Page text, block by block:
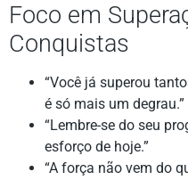
Foco em
Conquistas
“Você já superou
é só mais um degrau.”
“Lembre-se do seu
esforço de hoje.”
“A força não vem do